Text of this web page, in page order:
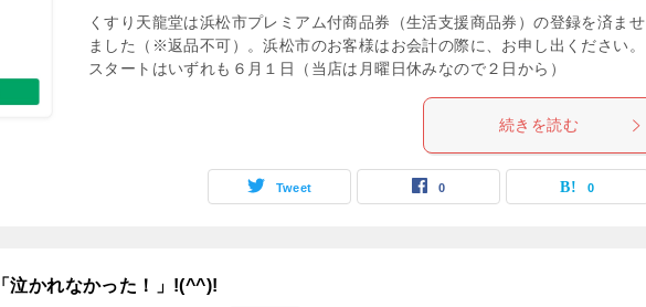
くすり天龍堂は浜松市プレミアム付商品券（生活支援商品券）の登録を済ませ
ました（※返品不可）。浜松市のお客様はお会計の際に、お申し出ください。
スタートはいずれも６月１日（当店は月曜日休みなので２日から）
続きを読む
Tweet 0 0
「泣かれなかった！」!(^^)!